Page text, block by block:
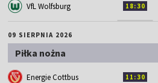
VfL Wolfsburg 18:30
09 SIERPNIA 2026
Piłka nożna
Energie Cottbus 11:30